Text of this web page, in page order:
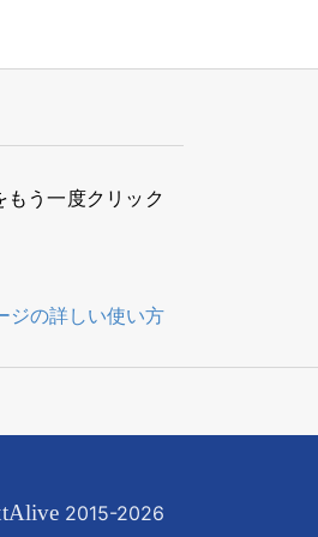
う一度クリック
ジの詳しい使い方
Alive2015-2026